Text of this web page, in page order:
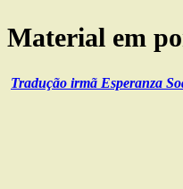
Material em
Tradução irmã Esperanza